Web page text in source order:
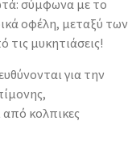
σύμφωνα με το
οφέλη, μεταξύ των
μυκητιάσεις!
για την
από κολπικες